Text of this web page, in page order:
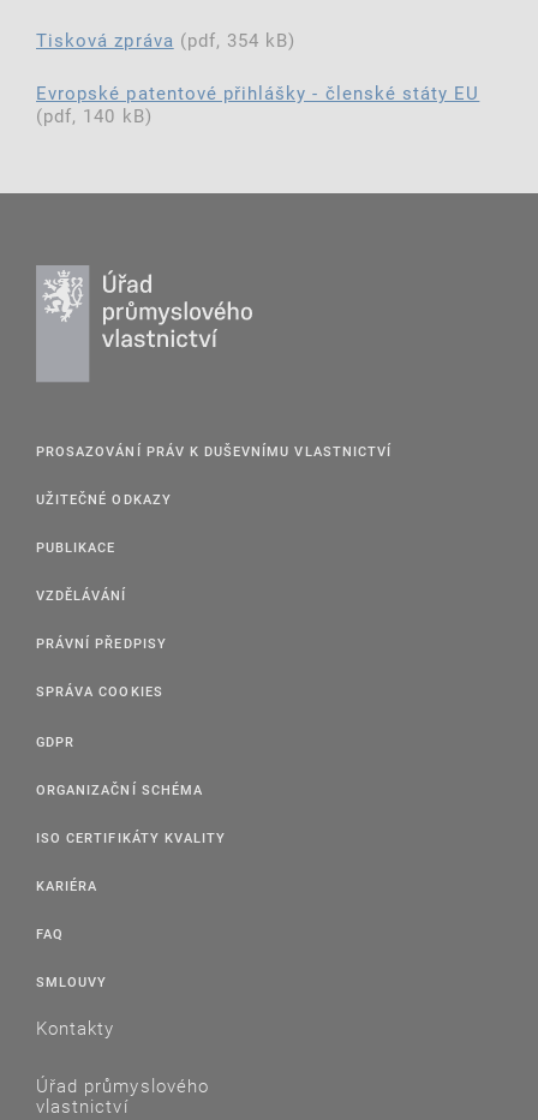
Tisková zpráva (pdf, 354 kB)
Evropské patentové přihlášky - členské státy EU
(pdf, 140 kB)
PROSAZOVÁNÍ PRÁV K DUŠEVNÍMU VLASTNICTVÍ
UŽITEČNÉ ODKAZY
PUBLIKACE
VZDĚLÁVÁNÍ
PRÁVNÍ PŘEDPISY
SPRÁVA COOKIES
GDPR
ORGANIZAČNÍ SCHÉMA
ISO CERTIFIKÁTY KVALITY
KARIÉRA
FAQ
SMLOUVY
Kontakty
Úřad průmyslového
vlastnictví